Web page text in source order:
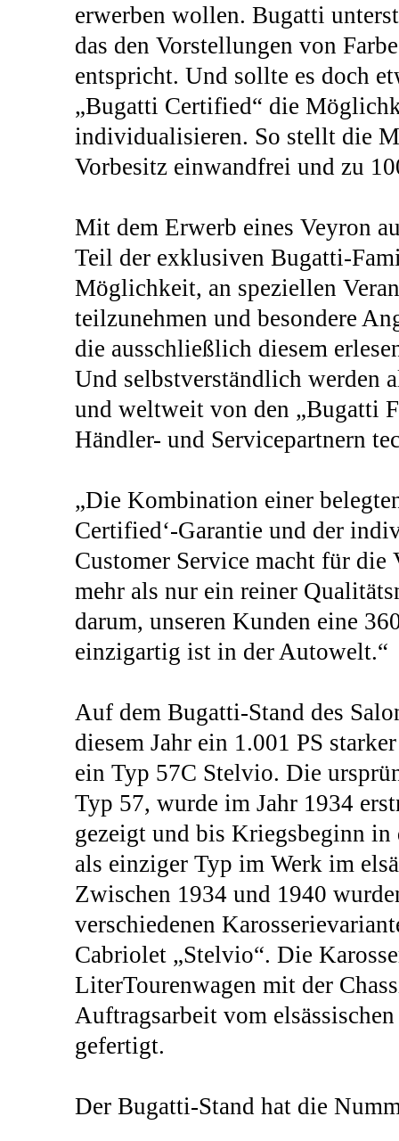
erwerben wollen. Bugatti
das den Vorstellungen von
entspricht. Und sollte es doch
„Bugatti Certified“ die
individualisieren. So stellt die
Vorbesitz einwandfrei und zu
Mit dem Erwerb eines Veyron
Teil der exklusiven Bugatti-
Möglichkeit, an speziellen
teilzunehmen und besondere
die ausschließlich diesem
Und selbstverständlich werden
und weltweit von den „Bugatti
Händler- und Servicepartnern
„Die Kombination einer
Certified‘-Garantie und der
Customer Service macht für
mehr als nur ein reiner
darum, unseren Kunden eine
einzigartig ist in der Autowelt.“
Auf dem Bugatti-Stand des
diesem Jahr ein 1.001 PS
ein Typ 57C Stelvio. Die
Typ 57, wurde im Jahr 1934
gezeigt und bis Kriegsbeginn in
als einziger Typ im Werk im
Zwischen 1934 und 1940
verschiedenen
Cabriolet „Stelvio“. Die
LiterTourenwagen mit der
Auftragsarbeit vom
gefertigt.
Der Bugatti-Stand hat die